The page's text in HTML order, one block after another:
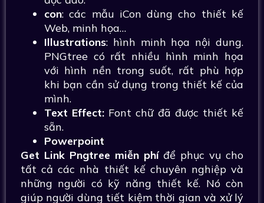
con: các mẫu iCon dùng cho thiết kế
Web, minh họa…
Illustrations: hình minh họa nội dung.
PNGtree có rất nhiều hình minh họa
với hình nền trong suốt, rất phù hợp
khi bạn cần sử dụng trong thiết kế của
mình.
Text Effect: Font chữ đã được thiết kế
sẵn.
Powerpoint
Get Link Pngtree miễn phíđể phục vụ cho
tất cả các nhà thiết kế chuyên nghiệp và
những người có kỹ năng thiết kế. Nó còn
giúp người dùng tiết kiệm thời gian và xử lý